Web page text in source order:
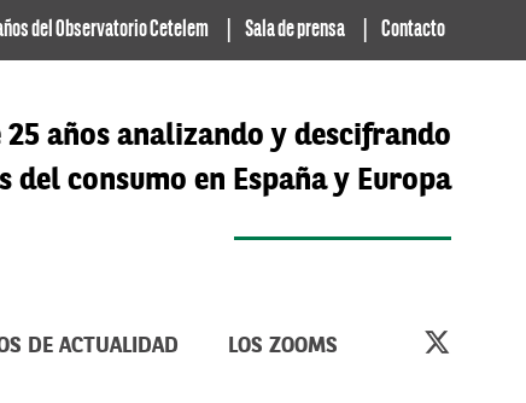
del Observatorio Cetelem Sala de prensa Contacto
25 años analizando y descifrando
consumo en España y Europa
DE ACTUALIDAD LOS ZOOMS